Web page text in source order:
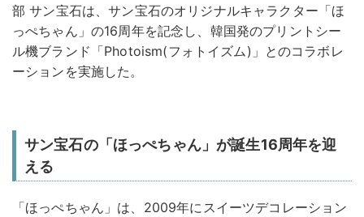
部 サン宝石は、サン宝石のオリジナルキャラクター「ほ
っぺちゃん」の16周年を記念し、韓国発のプリントシー
ル機ブランド「Photoism(フォトイズム)」とのコラボレ
ーションを実施した。
サン宝石の「ほっぺちゃん」が誕生16周年を迎
える
「ほっぺちゃん」は、2009年にスイーツデコレーション